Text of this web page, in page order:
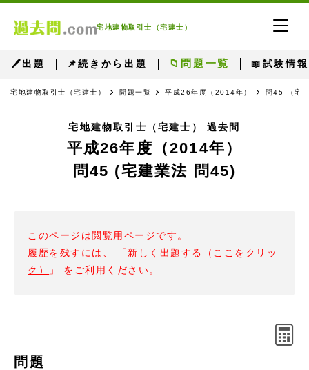
宅地建物取引士（宅建士）
🖊出題 📌続きから出題 📁問題一覧 📖試験情報
宅地建物取引士（宅建士） 問題一覧 平成26年度（2014年） 問45 （宅
宅地建物取引士（宅建士） 過去問
平成26年度（2014年）
問45 (宅建業法 問45)
このページは閲覧用ページです。
履歴を残すには、 「 新しく出題する（ここをクリッ
ク）
」 をご利用ください。
問題